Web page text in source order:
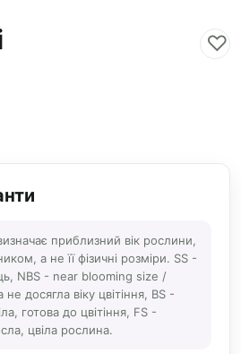
♡
приблизний вік рослини,
а не її фізичні розміри. SS -
NBS - near blooming size /
досягла віку цвітіння, BS -
готова до цвітіння, FS -
цвіла рослина.